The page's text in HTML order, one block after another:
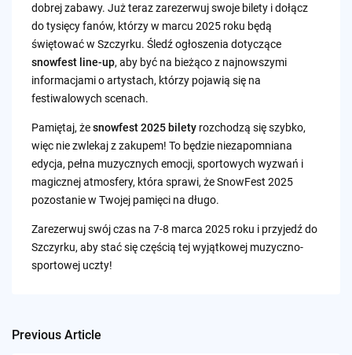
dobrej zabawy. Już teraz zarezerwuj swoje bilety i dołącz
do tysięcy fanów, którzy w marcu 2025 roku będą
świętować w Szczyrku. Śledź ogłoszenia dotyczące
snowfest line-up, aby być na bieżąco z najnowszymi
informacjami o artystach, którzy pojawią się na
festiwalowych scenach.
Pamiętaj, żesnowfest 2025 biletyrozchodzą się szybko,
więc nie zwlekaj z zakupem! To będzie niezapomniana
edycja, pełna muzycznych emocji, sportowych wyzwań i
magicznej atmosfery, która sprawi, że SnowFest 2025
pozostanie w Twojej pamięci na długo.
Zarezerwuj swój czas na 7-8 marca 2025 roku i przyjedź do
Szczyrku, aby stać się częścią tej wyjątkowej muzyczno-
sportowej uczty!
Post
Previous Article